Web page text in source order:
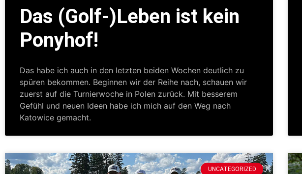
Das (Golf-)Leben ist kein
Ponyhof!
Das habe ich auch in den letzten beiden Wochen deutlich zu
spüren bekommen. Beginnen wir der Reihe nach, schauen wir
zuerst auf die Turnierwoche in Polen zurück. Mit besserem
Gefühl und neuen Ideen habe ich mich auf den Weg nach
Katowice gemacht.
UNCATEGORIZED